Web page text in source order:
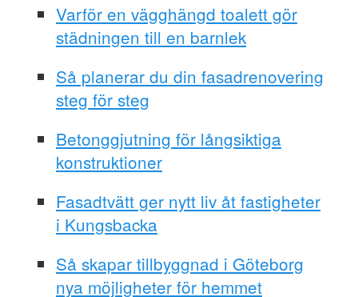
Varför en vägghängd toalett gör
städningen till en barnlek
Så planerar du din fasadrenovering
steg för steg
Betonggjutning för långsiktiga
konstruktioner
Fasadtvätt ger nytt liv åt fastigheter
i Kungsbacka
Så skapar tillbyggnad i Göteborg
nya möjligheter för hemmet